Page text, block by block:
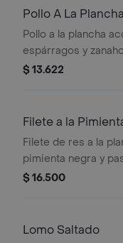
Pollo A La Plancha
Pollo a la plancha
espárragos y
$ 13.622
Filete a la
Filete de res a la
pimienta negra y
de pastel de choclo
$ 16.500
Lomo Saltado